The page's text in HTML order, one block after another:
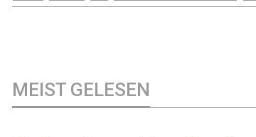
MEIST GELESEN